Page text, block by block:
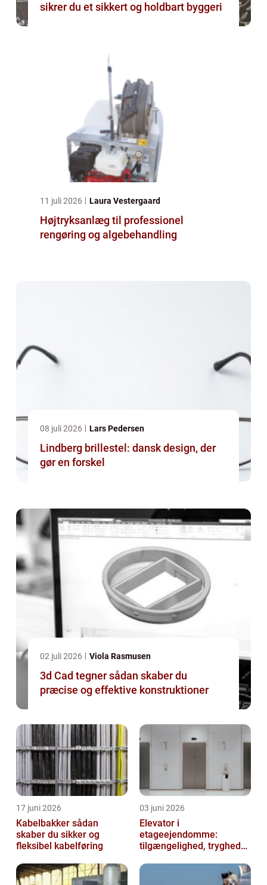
sikrer du et sikkert og holdbart byggeri
11 juli 2026 Laura Vestergaard
Højtryksanlæg til professionel
rengøring og algebehandling
08 juli 2026 Lars Pedersen
Lindberg brillestel: dansk design, der
gør en forskel
02 juli 2026 Viola Rasmusen
3d Cad tegner sådan skaber du
præcise og effektive konstruktioner
17 juni 2026
Kabelbakker sådan
skaber du sikker og
fleksibel kabelføring
03 juni 2026
Elevator i
etageejendomme:
tilgængelighed, tryghed